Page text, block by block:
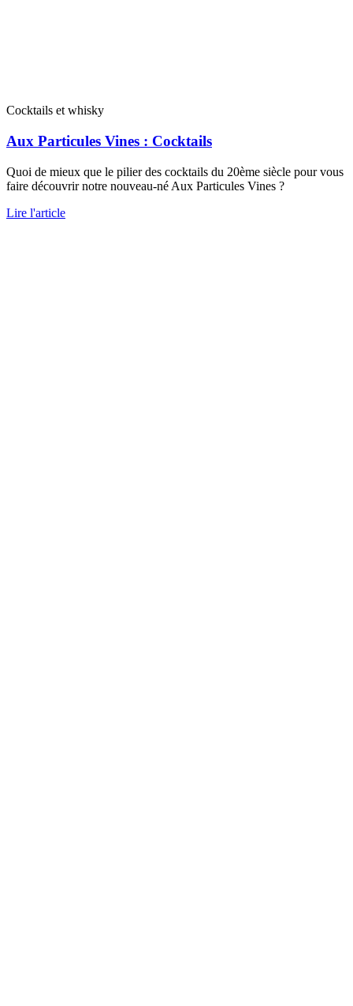
Cocktails et whisky
Aux Particules Vines : Cocktails
Quoi de mieux que le pilier des cocktails du 20ème siècle pour vous
faire découvrir notre nouveau-né Aux Particules Vines ?
Lire l'article